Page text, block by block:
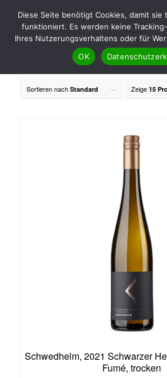
Sortieren nach Standard Zeige 15
Schwedhelm, 2021 Schwarzer
Fumé, trocken
Diese Seite benötigt Cookies, damit sie
funktioniert. Es werden keine
Ihres Nutzerungsverhaltens oder für
OK